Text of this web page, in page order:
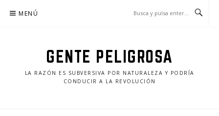
MENÚ
GENTE PELIGROSA
LA RAZÓN ES SUBVERSIVA POR NATURALEZA Y PODRÍA
CONDUCIR A LA REVOLUCIÓN